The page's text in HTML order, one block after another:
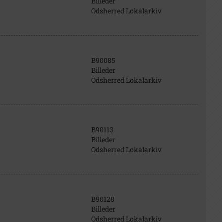
Odsherred Lokalarkiv
B90085
Billeder
Odsherred Lokalarkiv
B90113
Billeder
Odsherred Lokalarkiv
B90128
Billeder
Odsherred Lokalarkiv